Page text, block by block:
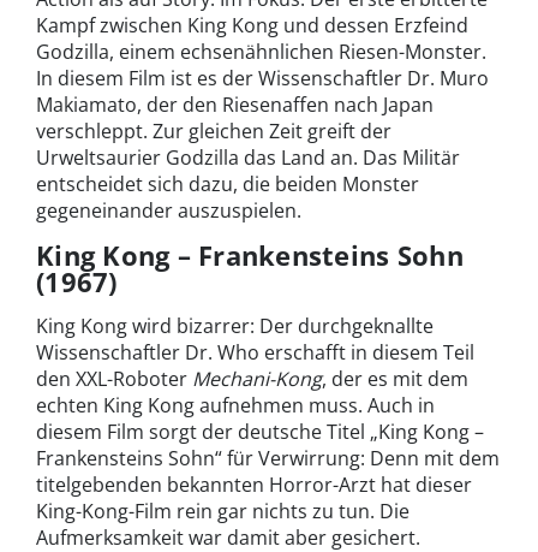
Kampf zwischen King Kong und dessen Erzfeind
Godzilla, einem echsenähnlichen Riesen-Monster.
In diesem Film ist es der Wissenschaftler Dr. Muro
Makiamato, der den Riesenaffen nach Japan
verschleppt. Zur gleichen Zeit greift der
Urweltsaurier Godzilla das Land an. Das Militär
entscheidet sich dazu, die beiden Monster
gegeneinander auszuspielen.
King Kong – Frankensteins Sohn
(1967)
King Kong wird bizarrer: Der durchgeknallte
Wissenschaftler Dr. Who erschafft in diesem Teil
den XXL-Roboter Mechani-Kong, der es mit dem
echten King Kong aufnehmen muss. Auch in
diesem Film sorgt der deutsche Titel „King Kong –
Frankensteins Sohn“ für Verwirrung: Denn mit dem
titelgebenden bekannten Horror-Arzt hat dieser
King-Kong-Film rein gar nichts zu tun. Die
Aufmerksamkeit war damit aber gesichert.